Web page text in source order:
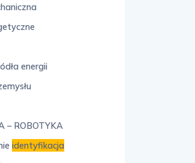
energii
– ROBOTYKA
identyfikacja